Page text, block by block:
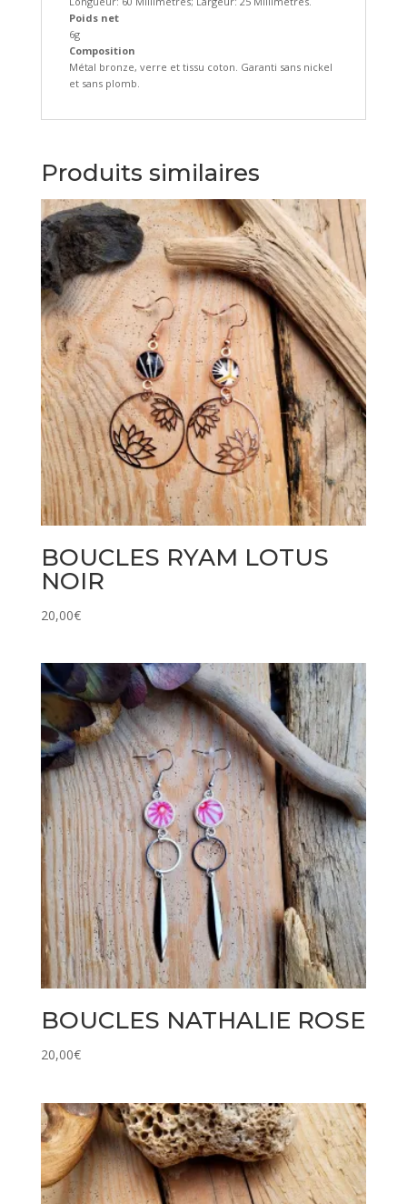
Poids net
6g
Composition
Métal bronze, verre et tissu coton. Garanti sans nickel
et sans plomb.
Produits similaires
BOUCLES RYAM LOTUS
NOIR
20,00€
BOUCLES NATHALIE ROSE
20,00€